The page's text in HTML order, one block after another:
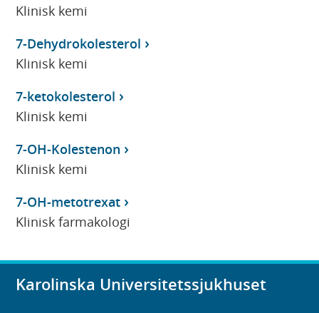
Klinisk kemi
7-Dehydrokolesterol
Klinisk kemi
7-ketokolesterol
Klinisk kemi
7-OH-Kolestenon
Klinisk kemi
7-OH-metotrexat
Klinisk farmakologi
Karolinska Universitetssjukhuset